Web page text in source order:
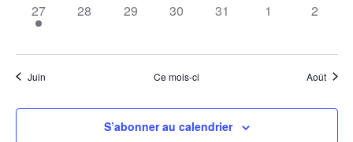
1
évènement,
27
0
28
0
29
0
30
0
31
0
1
0
2
Juin Ce mois-ci Août
S’abonner au calendrier